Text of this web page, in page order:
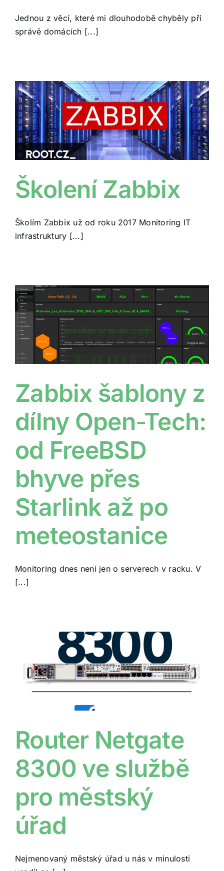
Jednou z věcí, které mi dlouhodobě chyběly při
správě domácích [...]
Školení Zabbix
Školím Zabbix už od roku 2017 Monitoring IT
infrastruktury [...]
Zabbix šablony z
dílny Open-Tech:
od FreeBSD
bhyve přes
Starlink až po
meteostanice
Monitoring dnes není jen o serverech v racku. V
[...]
Router Netgate
8300 ve službě
pro městský
úřad
Nejmenovaný městský úřad u nás v minulosti